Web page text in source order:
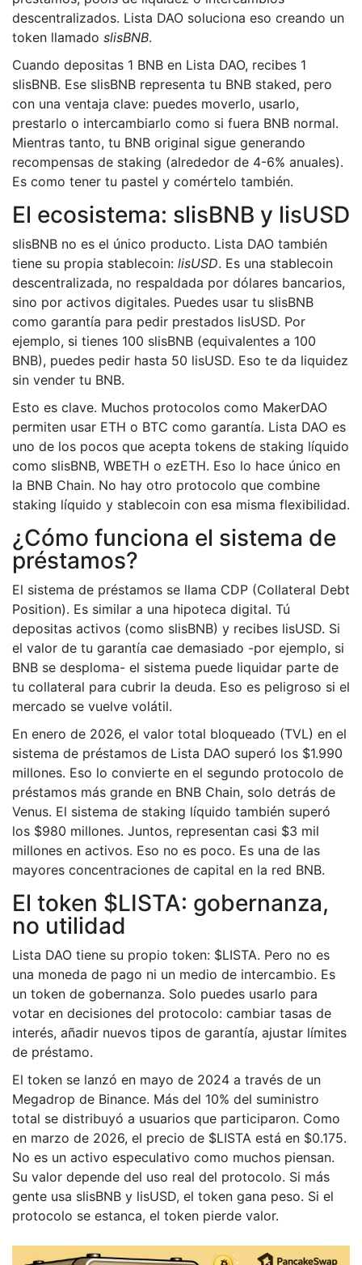
descentralizados. Lista DAO soluciona eso creando un
token llamado slisBNB.
Cuando depositas 1 BNB en Lista DAO, recibes 1
slisBNB. Ese slisBNB representa tu BNB staked, pero
con una ventaja clave: puedes moverlo, usarlo,
prestarlo o intercambiarlo como si fuera BNB normal.
Mientras tanto, tu BNB original sigue generando
recompensas de staking (alrededor de 4-6% anuales).
Es como tener tu pastel y comértelo también.
El ecosistema: slisBNB y lisUSD
slisBNB no es el único producto. Lista DAO también
tiene su propia stablecoin: lisUSD. Es una stablecoin
descentralizada, no respaldada por dólares bancarios,
sino por activos digitales. Puedes usar tu slisBNB
como garantía para pedir prestados lisUSD. Por
ejemplo, si tienes 100 slisBNB (equivalentes a 100
BNB), puedes pedir hasta 50 lisUSD. Eso te da liquidez
sin vender tu BNB.
Esto es clave. Muchos protocolos como MakerDAO
permiten usar ETH o BTC como garantía. Lista DAO es
uno de los pocos que acepta tokens de staking líquido
como slisBNB, WBETH o ezETH. Eso lo hace único en
la BNB Chain. No hay otro protocolo que combine
staking líquido y stablecoin con esa misma flexibilidad.
¿Cómo funciona el sistema de
préstamos?
El sistema de préstamos se llama CDP (Collateral Debt
Position). Es similar a una hipoteca digital. Tú
depositas activos (como slisBNB) y recibes lisUSD. Si
el valor de tu garantía cae demasiado -por ejemplo, si
BNB se desploma- el sistema puede liquidar parte de
tu collateral para cubrir la deuda. Eso es peligroso si el
mercado se vuelve volátil.
En enero de 2026, el valor total bloqueado (TVL) en el
sistema de préstamos de Lista DAO superó los $1.990
millones. Eso lo convierte en el segundo protocolo de
préstamos más grande en BNB Chain, solo detrás de
Venus. El sistema de staking líquido también superó
los $980 millones. Juntos, representan casi $3 mil
millones en activos. Eso no es poco. Es una de las
mayores concentraciones de capital en la red BNB.
El token $LISTA: gobernanza,
no utilidad
Lista DAO tiene su propio token: $LISTA. Pero no es
una moneda de pago ni un medio de intercambio. Es
un token de gobernanza. Solo puedes usarlo para
votar en decisiones del protocolo: cambiar tasas de
interés, añadir nuevos tipos de garantía, ajustar límites
de préstamo.
El token se lanzó en mayo de 2024 a través de un
Megadrop de Binance. Más del 10% del suministro
total se distribuyó a usuarios que participaron. Como
en marzo de 2026, el precio de $LISTA está en $0.175.
No es un activo especulativo como muchos piensan.
Su valor depende del uso real del protocolo. Si más
gente usa slisBNB y lisUSD, el token gana peso. Si el
protocolo se estanca, el token pierde valor.